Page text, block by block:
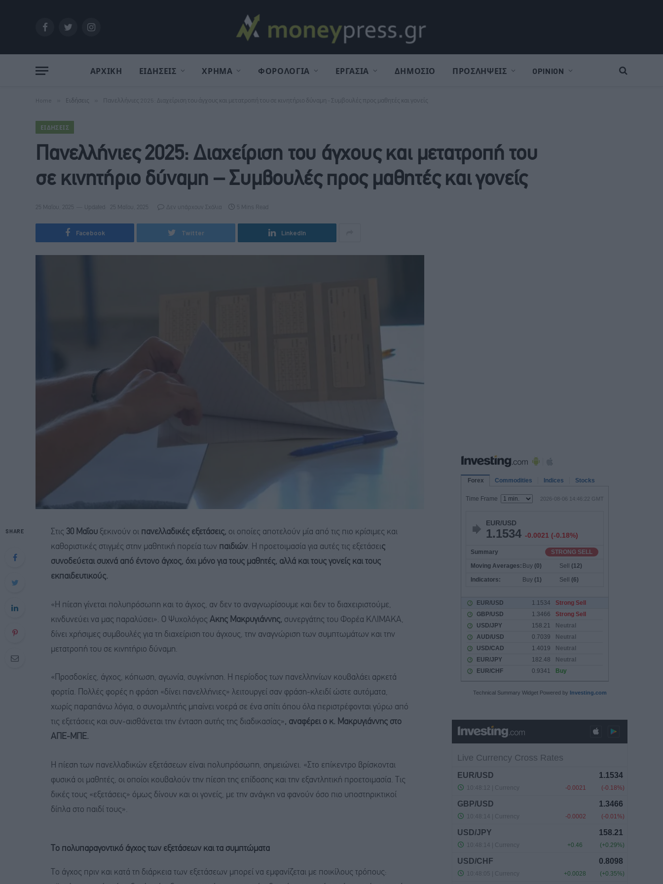
FacebookTwitterInstagram
ΑΡΧΙΚΗ ΕΙΔΗΣΕΙΣ ΧΡΗΜΑ ΦΟΡΟΛΟΓΙΑ ΕΡΓΑΣΙΑ ΔΗΜΟΣΙΟ ΠΡΟΣΛΗΨΕΙΣ OPINION
Home Ειδήσεις Πανελλήνιες 2025: Διαχείριση του άγχους και μετατροπή του σε κινητήριο δύναμη – Συμβουλές προς μαθητές και γονείς
ΕΙΔΉΣΕΙΣ
Πανελλήνιες 2025: Διαχείριση του άγχους και μετατροπή του
σε κινητήριο δύναμη – Συμβουλές προς μαθητές και γονείς
25 Μαΐου, 2025 Updated: 25 Μαΐου, 2025 Δεν υπάρχουν Σχόλια 5 Mins Read
Facebook Twitter LinkedIn
SHARE Στις 30 Μαΐου ξεκινούν οι πανελλαδικές εξετάσεις, οι οποίες αποτελούν μία από τις πιο κρίσιμες και
καθοριστικές στιγμές στην μαθητική πορεία των παιδιών. Η προετοιμασία για αυτές τις εξετάσεις
συνοδεύεται συχνά από έντονο άγχος, όχι μόνο για τους μαθητές, αλλά και τους γονείς και τους
εκπαιδευτικούς.
«Η πίεση γίνεται πολυπρόσωπη και το άγχος, αν δεν το αναγνωρίσουμε και δεν το διαχειριστούμε,
κινδυνεύει να μας παραλύσει». Ο Ψυχολόγος Ακης Μακρυγιάννης, συνεργάτης του Φορέα ΚΛΙΜΑΚΑ,
δίνει χρήσιμες συμβουλές για τη διαχείριση του άγχους, την αναγνώριση των συμπτωμάτων και την
μετατροπή του σε κινητήριο δύναμη.
«Προσδοκίες, άγχος, κόπωση, αγωνία, συγκίνηση. Η περίοδος των πανελληνίων κουβαλάει αρκετά
φορτία. Πολλές φορές η φράση «δίνει πανελλήνιες» λειτουργεί σαν φράση-κλειδί ώστε αυτόματα,
χωρίς παραπάνω λόγια, ο συνομιλητής μπαίνει νοερά σε ένα σπίτι όπου όλα περιστρέφονται γύρω από
τις εξετάσεις και συν-αισθάνεται την ένταση αυτής της διαδικασίας», αναφέρει ο κ. Μακρυγιάννης στο
ΑΠΕ-ΜΠΕ.
Η πίεση των πανελλαδικών εξετάσεων είναι πολυπρόσωπη, σημειώνει. «Στο επίκεντρο βρίσκονται
φυσικά οι μαθητές, οι οποίοι κουβαλούν την πίεση της επίδοσης και την εξαντλητική προετοιμασία. Τις
δικές τους «εξετάσεις» όμως δίνουν και οι γονείς, με την ανάγκη να φανούν όσο πιο υποστηρικτικοί
δίπλα στο παιδί τους».
Το πολυπαραγοντικό άγχος των εξετάσεων και τα συμπτώματα
Το άγχος πριν και κατά τη διάρκεια των εξετάσεων μπορεί να εμφανίζεται με ποικίλους τρόπους:
Technical Summary Widget Powered by Investing.com